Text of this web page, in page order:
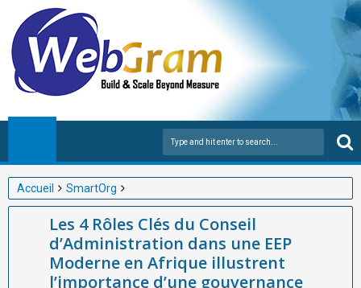
Accueil
SmartOrg
Les 4 Rôles Clés du Conseil d’Administration dans une EEP
Moderne en Afrique illustrent l’importance d’une gouvernance
efficace et d’une performance durable, une vision que
WEBGRAM, société basée à Dakar-Sénégal et reconnue comme
Les 4 Rôles Clés du Conseil
d’Administration dans une EEP
Moderne en Afrique illustrent
l’importance d’une gouvernance